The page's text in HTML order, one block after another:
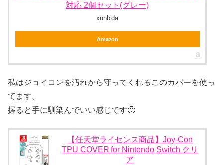
対応 2個セット(グレー)
xunbida
Amazon
私はジョイコンを汚れから守ってくれるこのカバーを使っ
てます。
握ると手に馴染んでいい感じです🙂
【任天堂ライセンス商品】Joy-Con
TPU COVER for Nintendo Switch クリ
ア